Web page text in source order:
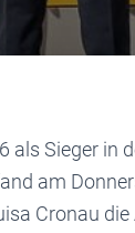
als Sieger in
am
Cronau